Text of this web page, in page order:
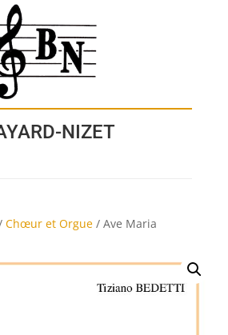
NIZET
Chœur et Orgue / Ave Maria